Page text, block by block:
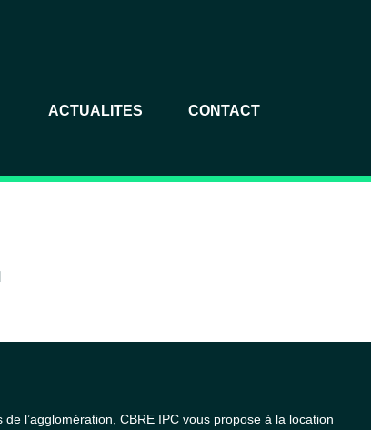
ACTUALITES CONTACT
l’agglomération, CBRE IPC vous propose à la location